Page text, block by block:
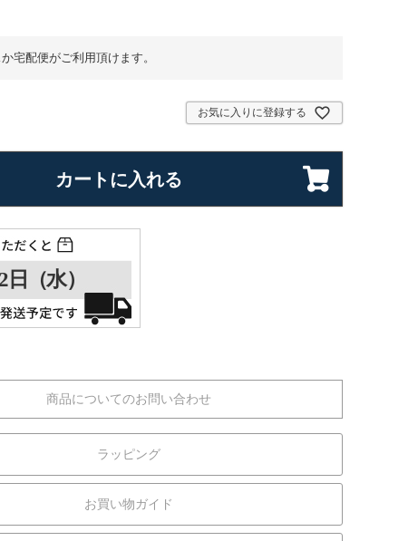
宅配便がご利用頂けます。
お気に入りに登録する
カートに入れる
商品についてのお問い合わせ
ラッピング
お買い物ガイド